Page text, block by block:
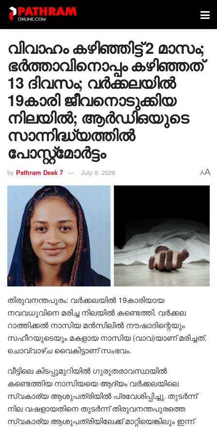
വിവാഹം കഴിഞ്ഞിട്ട് 2 മാസം;
ഭർത്താവിനൊപ്പം കഴിഞ്ഞത്
13 ദിവസം; വർക്കലയിൽ
19കാരി ജീവനൊടുക്കിയ
നിലയിൽ; ആർഡിഒയുടെ
സാന്നിദ്ധ്യത്തിൽ
പോസ്റ്റ്മോർട്ടം
by Pathram Desk 7 July 9, 2026 AA
തിരുവനന്തപുരം: വർക്കലയിൽ 19കാരിയായ
നവവധുവിനെ മരിച്ച നിലയിൽ കണ്ടെത്തി. വർക്കല
റാത്തിക്കൽ നാസിയ മൻസിലിൽ നൗഷാദിന്റെയും
സഹീറയുടെയും മകളായ നാസിയ (വാവ)യാണ് മരിച്ചത്.
ചൊവ്വാഴ്ച വൈകിട്ടാണ് സംഭവം.
വീട്ടിലെ കിടപ്പുമുറിയിൽ ഗുരുതരാവസ്ഥയിൽ
കണ്ടെത്തിയ നാസിയയെ ആദ്യം വർക്കലയിലെ
സ്വകാര്യ ആശുപത്രിയിൽ പ്രവേശിപ്പിച്ചു. തുടർന്ന്
നില വഷളായതിനെ തുടർന്ന് തിരുവനന്തപുരത്തെ
സ്വകാര്യ ആശുപത്രിയിലേക്ക് മാറ്റിയെങ്കിലും ഇന്ന്